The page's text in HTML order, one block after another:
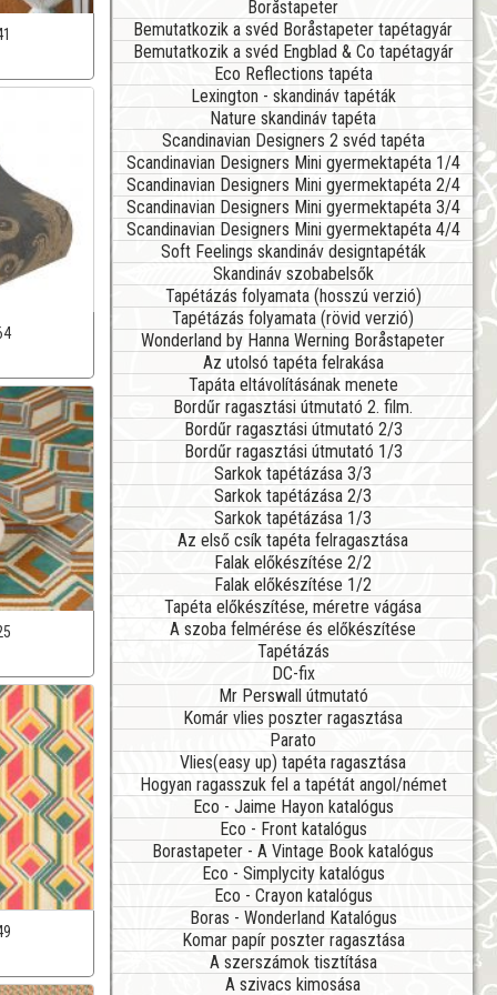
Boråstapeter
Bemutatkozik a svéd Boråstapeter tapétagyár
Bemutatkozik a svéd Engblad & Co tapétagyár
Eco Reflections tapéta
Lexington - skandináv tapéták
Nature skandináv tapéta
Scandinavian Designers 2 svéd tapéta
Scandinavian Designers Mini gyermektapéta 1/4
Scandinavian Designers Mini gyermektapéta 2/4
Scandinavian Designers Mini gyermektapéta 3/4
Scandinavian Designers Mini gyermektapéta 4/4
Soft Feelings skandináv designtapéták
Skandináv szobabelsők
Tapétázás folyamata (hosszú verzió)
Tapétázás folyamata (rövid verzió)
Wonderland by Hanna Werning Boråstapeter
Az utolsó tapéta felrakása
Tapáta eltávolításának menete
Bordűr ragasztási útmutató 2. film.
Bordűr ragasztási útmutató 2/3
Bordűr ragasztási útmutató 1/3
Sarkok tapétázása 3/3
Sarkok tapétázása 2/3
Sarkok tapétázása 1/3
Az első csík tapéta felragasztása
Falak előkészítése 2/2
Falak előkészítése 1/2
Tapéta előkészítése, méretre vágása
A szoba felmérése és előkészítése
Tapétázás
DC-fix
Mr Perswall útmutató
Komár vlies poszter ragasztása
Parato
Vlies(easy up) tapéta ragasztása
Hogyan ragasszuk fel a tapétát angol/német
Eco - Jaime Hayon katalógus
Eco - Front katalógus
Borastapeter - A Vintage Book katalógus
Eco - Simplycity katalógus
Eco - Crayon katalógus
Boras - Wonderland Katalógus
Komar papír poszter ragasztása
A szerszámok tisztítása
A szivacs kimosása